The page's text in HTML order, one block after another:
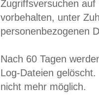
Zugriffsversuchen
vorbehalten, unter
personenbezogenen
Nach 60 Tagen
Log-Dateien
nicht mehr möglich.